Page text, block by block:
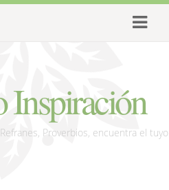
Inspiración
Proverbios, encuentra el tuyo